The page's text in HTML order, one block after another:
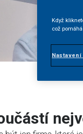
Když
což